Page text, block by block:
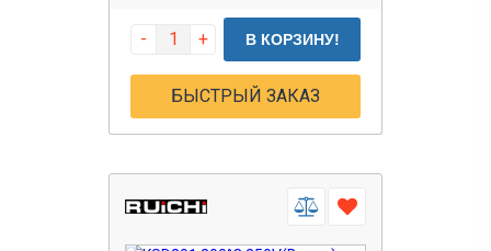
- + В КОРЗИНУ!
БЫСТРЫЙ ЗАКАЗ